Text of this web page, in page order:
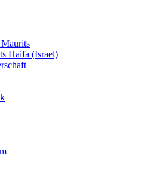
Haifa (Israel)